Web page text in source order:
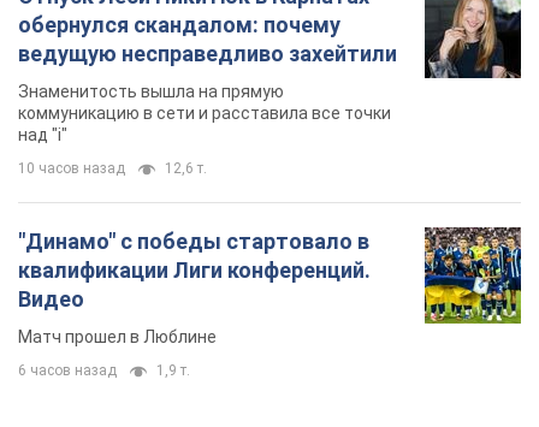
Матч прошел в Люблине
6 часов назад 1,9 т.